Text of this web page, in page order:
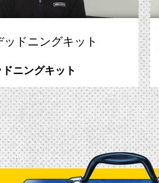
ッドニングキット
ニングキット